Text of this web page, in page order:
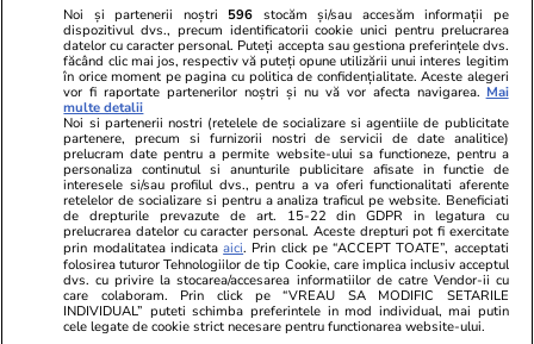
Viva.ro
"Nici acum nu îi știu bine. Nu îi știu familia".
A tăcut luni întregi, dar acum Gina Matache a
spus adevărul despre relația cu ginerele ei,
Radu Siffr...
Unica.ro
Nu și ei! S-au
căsnicie! Cei doi
secret. Nimeni
motiv al
Noi și partenerii noștri 596 stocăm și/sau accesăm informații pe
dispozitivul dvs., precum identificatorii cookie unici pentru prelucrarea
datelor cu caracter personal. Puteți accepta sau gestiona preferințele dvs.
făcând clic mai jos, respectiv vă puteți opune utilizării unui interes legitim
în orice moment pe pagina cu politica de confidențialitate. Aceste alegeri
vor fi raportate partenerilor noștri și nu vă vor afecta navigarea. Mai
multe detalii
Noi si partenerii nostri (retelele de socializare si agentiile de publicitate
partenere, precum si furnizorii nostri de servicii de date analitice)
prelucram date pentru a permite website-ului sa functioneze, pentru a
personaliza continutul si anunturile publicitare afisate in functie de
interesele si/sau profilul dvs., pentru a va oferi functionalitati aferente
retelelor de socializare si pentru a analiza traficul pe website. Beneficiati
de drepturile prevazute de art. 15-22 din GDPR in legatura cu
prelucrarea datelor cu caracter personal. Aceste drepturi pot fi exercitate
prin modalitatea indicataaici. Prin click pe “ACCEPT TOATE”, acceptati
folosirea tuturor Tehnologiilor de tip Cookie, care implica inclusiv acceptul
dvs. cu privire la stocarea/accesarea informatiilor de catre Vendor-ii cu
care colaboram. Prin click pe “VREAU SA MODIFIC SETARILE
INDIVIDUAL” puteti schimba preferintele in mod individual, mai putin
cele legate de cookie strict necesare pentru functionarea website-ului.